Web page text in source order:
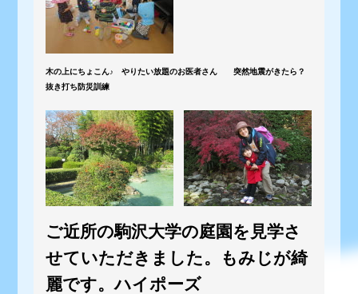
木の上にちょこん♪ やりたい放題のお医者さん 突然地震がきたら？
抜き打ち防災訓練
ご近所の駒沢大学の庭園を見学さ
せていただきました。もみじが綺
麗です。ハイポーズ